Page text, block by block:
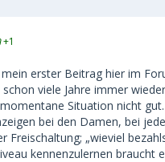
+1
erster Beitrag hier im
viele Jahre immer
Situation nicht
bei den Damen, bei
Freischaltung; „wieviel
kennenzulernen braucht